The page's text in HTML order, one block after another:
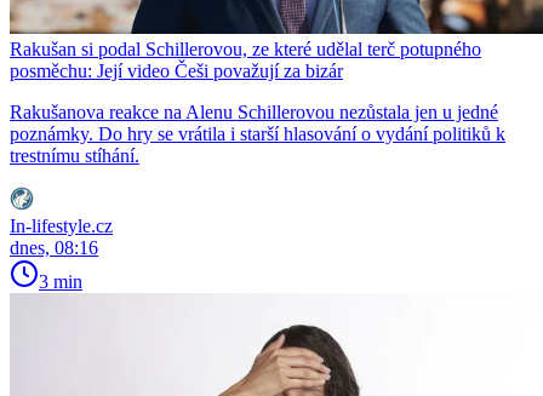
Rakušan si podal Schillerovou, ze které udělal terč potupného
posměchu: Její video Češi považují za bizár
Rakušanova reakce na Alenu Schillerovou nezůstala jen u jedné
poznámky. Do hry se vrátila i starší hlasování o vydání politiků k
trestnímu stíhání.
In-lifestyle.cz
dnes, 08:16
3 min